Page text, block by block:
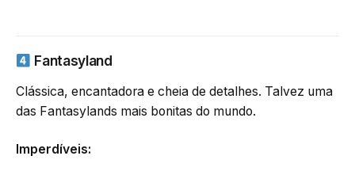
Fantasyland
Clássica, encantadora e cheia de detalhes. Talvez uma
das Fantasylands mais bonitas do mundo.
Imperdíveis: